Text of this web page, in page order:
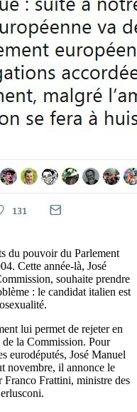
du pouvoir du Parlement
Cette année-là, José
souhaite prendre
: le candidat italien est
lui permet de rejeter en
la Commission. Pour
eurodéputés, José Manuel
novembre, il annonce le
Frattini, ministre des